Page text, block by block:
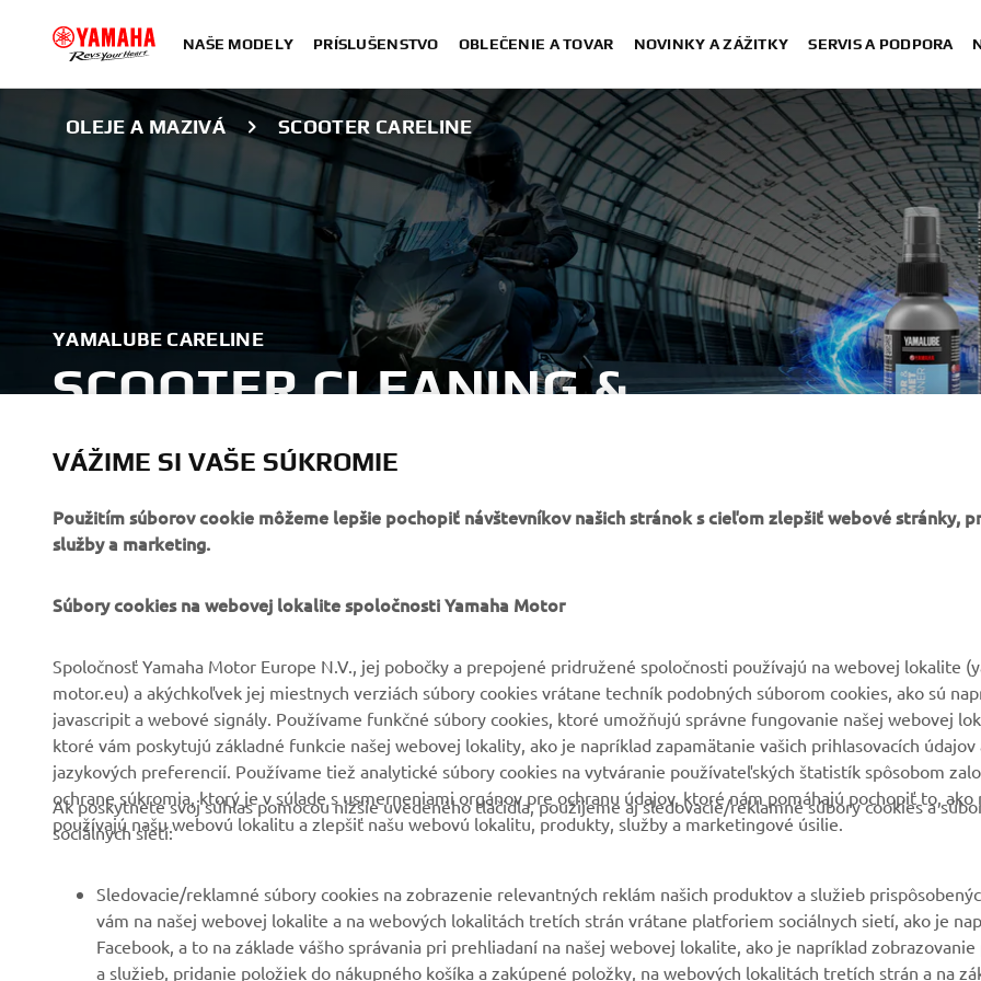
NAŠE MODELY PRÍSLUŠENSTVO OBLEČENIE A TOVAR NOVINKY A ZÁŽITKY SERVIS A PODPORA
OLEJE A MAZIVÁ SCOOTER CARELINE
YAMALUBE CARELINE
SCOOTER CLEANING &
PROTECTION
FIREMNÉ STRÁNKY
Novinky
Podujatia
Tlač
Katalóg
Staňte sa predajcom
Zásady týkajúce sa
B2B
Úrady
Prví respondenti
Súprava autoškoly
Partnerstvá
Technické informácie pre
nezávislých predajcov
VIAC YAMAHA
Yamaha Music
Yamaha Racing
Yamaha Motor Global
Mobilné aplikácie
Rezervácia na servis
Nájsť predajcu
Nakladaní s použitými
batériami
VÁŽIME SI VAŠE SÚKROMIE
Použitím súborov cookie môžeme lepšie pochopiť návštevníkov našich stránok s cieľom zlepšiť webové stránky,
služby a marketing.
Súbory cookies na webovej lokalite spoločnosti Yamaha Motor
Spoločnosť Yamaha Motor Europe N.V., jej pobočky a prepojené pridružené spoločnosti používajú na webovej lokalite
motor.eu) a akýchkoľvek jej miestnych verziách súbory cookies vrátane techník podobných súborom cookies, ako sú
javascripit a webové signály. Používame funkčné súbory cookies, ktoré umožňujú správne fungovanie našej webovej
ktoré vám poskytujú základné funkcie našej webovej lokality, ako je napríklad zapamätanie vašich prihlasovacích údajov
jazykových preferencií. Používame tiež analytické súbory cookies na vytváranie používateľských štatistík spôsobom
ochrane súkromia, ktorý je v súlade s usmerneniami orgánov pre ochranu údajov, ktoré nám pomáhajú pochopiť to, ako
používajú našu webovú lokalitu a zlepšiť našu webovú lokalitu, produkty, služby a marketingové úsilie.
Ak poskytnete svoj súhlas pomocou nižšie uvedeného tlačidla, použijeme aj sledovacie/reklamné súbory cookies a
sociálnych sietí:
Sledovacie/reklamné súbory cookies na zobrazenie relevantných reklám našich produktov a služieb
vám na našej webovej lokalite a na webových lokalitách tretích strán vrátane platforiem sociálnych sietí, ako je
Facebook, a to na základe vášho správania pri prehliadaní na našej webovej lokalite, ako je napríklad
a služieb, pridanie položiek do nákupného košíka a zakúpené položky, na webových lokalitách tretích strán a na